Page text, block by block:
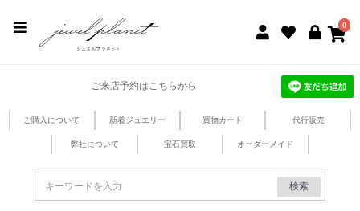
0
ご来店予約はこちらから
ご購入について 新着ジュエリー 買物カート 代行販売
弊社について 宝石買取 オーダーメイド
検索